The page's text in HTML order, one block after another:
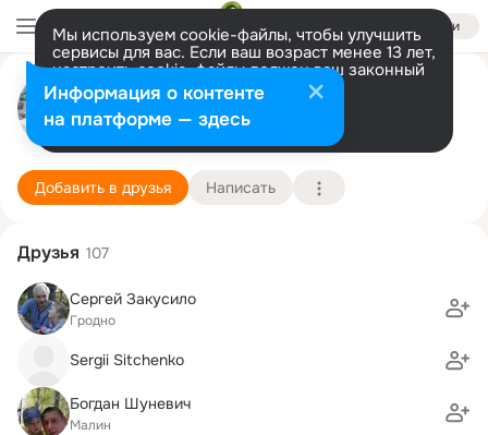
Войти
Мы используем cookie-файлы, чтобы улучшить
сервисы для вас. Если ваш возраст менее 13 лет,
настроить cookie-файлы должен ваш законный
представитель. Больше информации
Разрешить все Настроить
Надежда Лепак(Николаенко)
Малин
15 января (70 лет)
Гуйвинская школа
Подробнее
Добавить в друзья Написать
Друзья 107
Сергей Закусило
Гродно
Sergii Sitchenko
Богдан Шуневич
Малин
Информация о контенте
на платформе — здесь